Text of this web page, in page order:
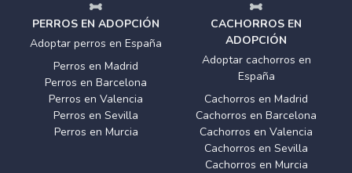
PERROS EN ADOPCIÓN
Adoptar perros en España
Perros en Madrid
Perros en Barcelona
Perros en Valencia
Perros en Sevilla
Perros en Murcia
CACHORROS EN
ADOPCIÓN
Adoptar cachorros en
España
Cachorros en Madrid
Cachorros en Barcelona
Cachorros en Valencia
Cachorros en Sevilla
Cachorros en Murcia